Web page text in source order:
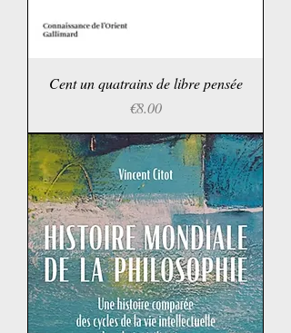
Cent un quatrains de libre pensée
Price
€8.00